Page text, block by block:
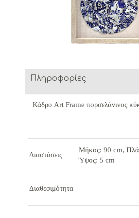
Πληροφορίες
Κάδρο Art Frame πορσελάνινος
Διαστάσεις
Μήκος: 90 cm,
Ύψος: 5 cm
Διαθεσιμότητα